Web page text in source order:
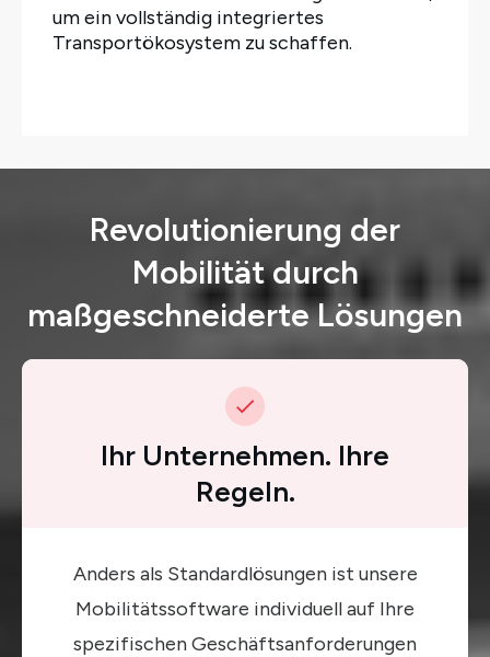
um ein vollständig integriertes
Transportökosystem zu schaffen.
Revolutionierung der
Mobilität durch
maßgeschneiderte Lösungen
Ihr Unternehmen. Ihre
Regeln.
Anders als Standardlösungen ist unsere
Mobilitätssoftware individuell auf Ihre
spezifischen Geschäftsanforderungen